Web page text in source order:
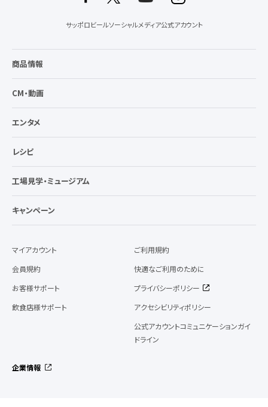
サッポロビールソーシャルメディア公式アカウント
商品情報
CM・動画
エンタメ
レシピ
工場見学・ミュージアム
キャンペーン
マイアカウント
会員規約
お客様サポート
飲食店様サポート
ご利用規約
快適なご利用のために
プライバシーポリシー
アクセシビリティポリシー
公式アカウントコミュニケーションガイ
ドライン
企業情報